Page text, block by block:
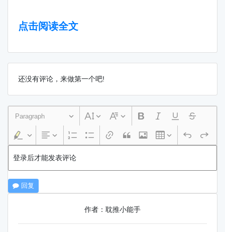
点击阅读全文
还没有评论，来做第一个吧!
Paragraph
登录后才能发表评论
回复
作者：耽推小能手